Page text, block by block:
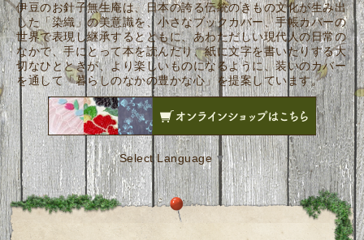
伊豆のお針子無生庵は、日本の誇る伝統のきもの文化が生み出
した「染織」の美意識を、小さなブックカバー、手帳カバーの
世界で表現し継承するとともに、あわただしい現代人の日常の
なかで、手にとって本を読んだり、紙に文字を書いたりする大
切なひとときが、より楽しいものになるように、装いのカバー
を通して「暮らしのなかの豊かな心」を提案しています。
Select Language ▼